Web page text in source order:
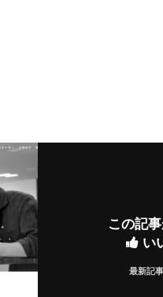
この記
い
最新記